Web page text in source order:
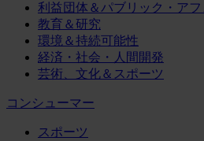
利益団体＆パブリック・ア
教育＆研究
環境＆持続可能性
経済・社会・人間開発
芸術、文化＆スポーツ
コンシューマー
スポーツ